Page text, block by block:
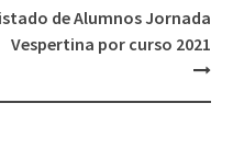
de Alumnos Jornada
Vespertina por curso 2021